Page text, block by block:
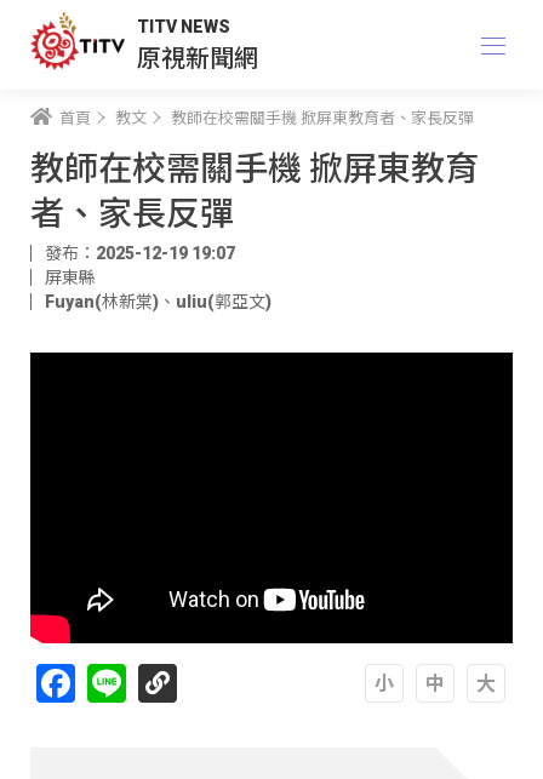
TITV NEWS
原視新聞網
首頁 教文 教師在校需關手機 掀屏東教育者、家長反彈
教師在校需關手機 掀屏東教育
者、家長反彈
發布：2025-12-19 19:07
屏東縣
Fuyan(林新棠) 、 uliu(郭亞文)
Facebook
Line